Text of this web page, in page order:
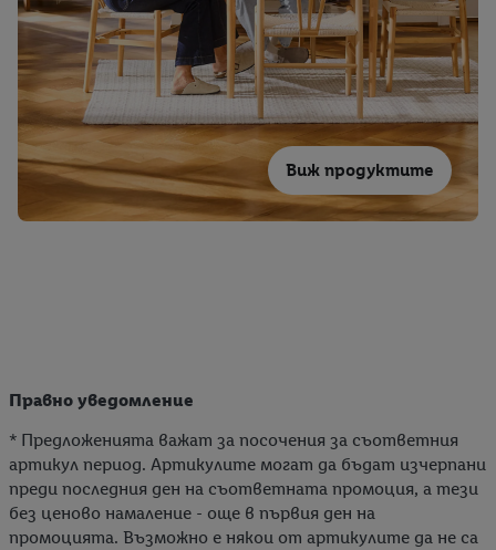
Виж продуктите
Правно уведомление
* Предложенията важат за посочения за съответния
артикул период. Артикулите могат да бъдат изчерпани
преди последния ден на съответната промоция, а тези
без ценово намаление - още в първия ден на
промоцията. Възможно е някои от артикулите да не са